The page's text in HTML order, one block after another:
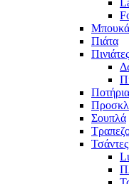
Πιάτα
Πινιάτες
Ποτήρια
Σουπλά